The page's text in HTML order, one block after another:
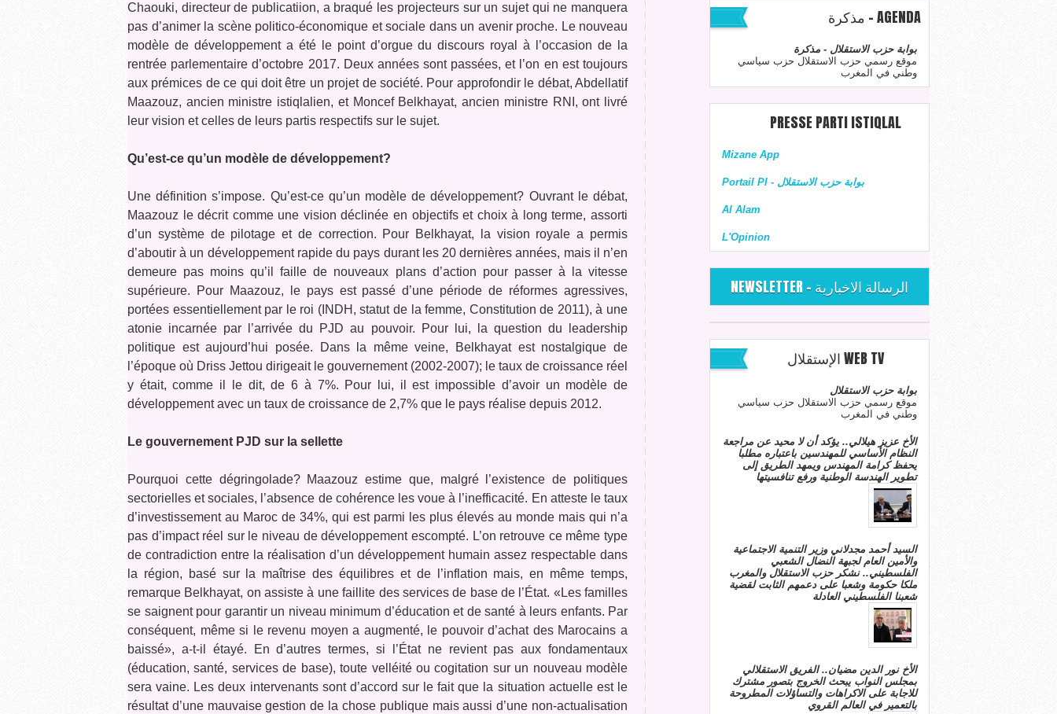
Chaouki, directeur de publicatiion, a braqué les projecteurs sur un sujet qui ne manquera
pas d’animer la scène politico-économique et sociale dans un avenir proche. Le nouveau
modèle de développement a été le point d’orgue du discours royal à l’occasion de la
rentrée parlementaire d’octobre 2017. Deux années sont passées, et l’on en est toujours
aux prémices de ce qui doit être un projet de société. Pour approfondir le débat, Abdellatif
Maazouz, ancien ministre istiqlalien, et Moncef Belkhayat, ancien ministre RNI, ont livré
leur vision et celles de leurs partis respectifs sur le sujet.
Qu’est-ce qu’un modèle de développement?
Une définition s’impose. Qu’est-ce qu’un modèle de développement? Ouvrant le débat,
Maazouz le décrit comme une vision déclinée en objectifs et choix à long terme, assorti
d’un système de pilotage et de correction. Pour Belkhayat, la vision royale a permis
d’aboutir à un développement rapide du pays durant les 20 dernières années, mais il n’en
demeure pas moins qu’il faille de nouveaux plans d’action pour passer à la vitesse
supérieure. Pour Maazouz, le pays est passé d’une période de réformes agressives,
portées essentiellement par le roi (INDH, statut de la femme, Constitution de 2011), à une
atonie incarnée par l’arrivée du PJD au pouvoir. Pour lui, la question du leadership
politique est aujourd’hui posée. Dans la même veine, Belkhayat est nostalgique de
l’époque où Driss Jettou dirigeait le gouvernement (2002-2007); le taux de croissance réel
y était, comme il le dit, de 6 à 7%. Pour lui, il est impossible d’avoir un modèle de
développement avec un taux de croissance de 2,7% que le pays réalise depuis 2012.
Le gouvernement PJD sur la sellette
Pourquoi cette dégringolade? Maazouz estime que, malgré l’existence de politiques
sectorielles et sociales, l’absence de cohérence les voue à l’inefficacité. En atteste le taux
d’investissement au Maroc de 34%, qui est parmi les plus élevés au monde mais qui n’a
pas d’impact réel sur le niveau de développement escompté. L’on retrouve ce même type
de contradiction entre la réalisation d’un développement humain assez respectable dans
la région, basé sur la maîtrise des équilibres et de l’inflation mais, en même temps,
remarque Belkhayat, on assiste à une faillite des services de base de l’État. «Les familles
se saignent pour garantir un niveau minimum d’éducation et de santé à leurs enfants. Par
conséquent, même si le revenu moyen a augmenté, le pouvoir d’achat des Marocains a
baissé», a-t-il étayé. En d’autres termes, si l’État ne revient pas aux fondamentaux
(éducation, santé, services de base), toute velléité ou cogitation sur un nouveau modèle
sera vaine. Les deux intervenants sont d’accord sur le fait que la situation actuelle est le
résultat d’une mauvaise gestion de la chose publique mais aussi d’une non-actualisation
مذكرة - AGENDA
بوابة حزب الاستقلال - مذكرة
موقع رسمي حزب الاستقلال حزب سياسي
وطني في المغرب
PRESSE PARTI ISTIQLAL
Mizane App
Portail PI - بوابة حزب الاستقلال
Al Alam
L'Opinion
NEWSLETTER - الرسالة الاخبارية
الإستقلال WEB TV
بوابة حزب الاستقلال
موقع رسمي حزب الاستقلال حزب سياسي
وطني في المغرب
الأخ عزيز هيلالي.. يؤكد أن لا محيد عن مراجعة
النظام الأساسي للمهندسين باعتباره مطلبا
يحفظ كرامة المهندس ويمهد الطريق إلى
تطوير الهندسة الوطنية ورفع تنافسيتها
السيد أحمد مجدلاني وزير التنمية الاجتماعية
والأمين العام لجبهة النضال الشعبي
الفلسطيني.. نشكر حزب الاستقلال والمغرب
ملكا حكومة وشعبا على دعمهم الثابت لقضية
شعبنا الفلسطيني العادلة
الأخ نور الدين مضيان.. الفريق الاستقلالي
بمجلس النواب يبحث الخروج بتصور مشترك
للاجابة على الاكراهات والتساؤلات المطروحة
بالتعمير في العالم القروي